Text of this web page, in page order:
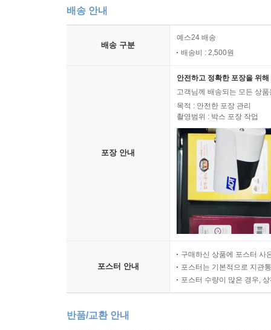
배송 안내
배송 구분
예스24 배송
배송비 : 2,500원
포장 안내
안전하고 정확한 포장을 위
고객님께 배송되는 모든 상
목적 : 안전한 포장 관리
촬영범위 : 박스 포장 작업
포스터 안내
구매하신 상품에 포스터 사
포스터는 기본적으로 지관
포스터 수량이 많은 경우,
반품/교환 안내